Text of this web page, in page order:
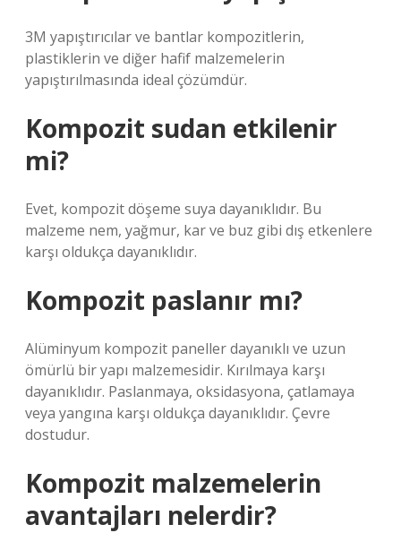
3M yapıştırıcılar ve bantlar kompozitlerin,
plastiklerin ve diğer hafif malzemelerin
yapıştırılmasında ideal çözümdür.
Kompozit sudan etkilenir
mi?
Evet, kompozit döşeme suya dayanıklıdır. Bu
malzeme nem, yağmur, kar ve buz gibi dış etkenlere
karşı oldukça dayanıklıdır.
Kompozit paslanır mı?
Alüminyum kompozit paneller dayanıklı ve uzun
ömürlü bir yapı malzemesidir. Kırılmaya karşı
dayanıklıdır. Paslanmaya, oksidasyona, çatlamaya
veya yangına karşı oldukça dayanıklıdır. Çevre
dostudur.
Kompozit malzemelerin
avantajları nelerdir?